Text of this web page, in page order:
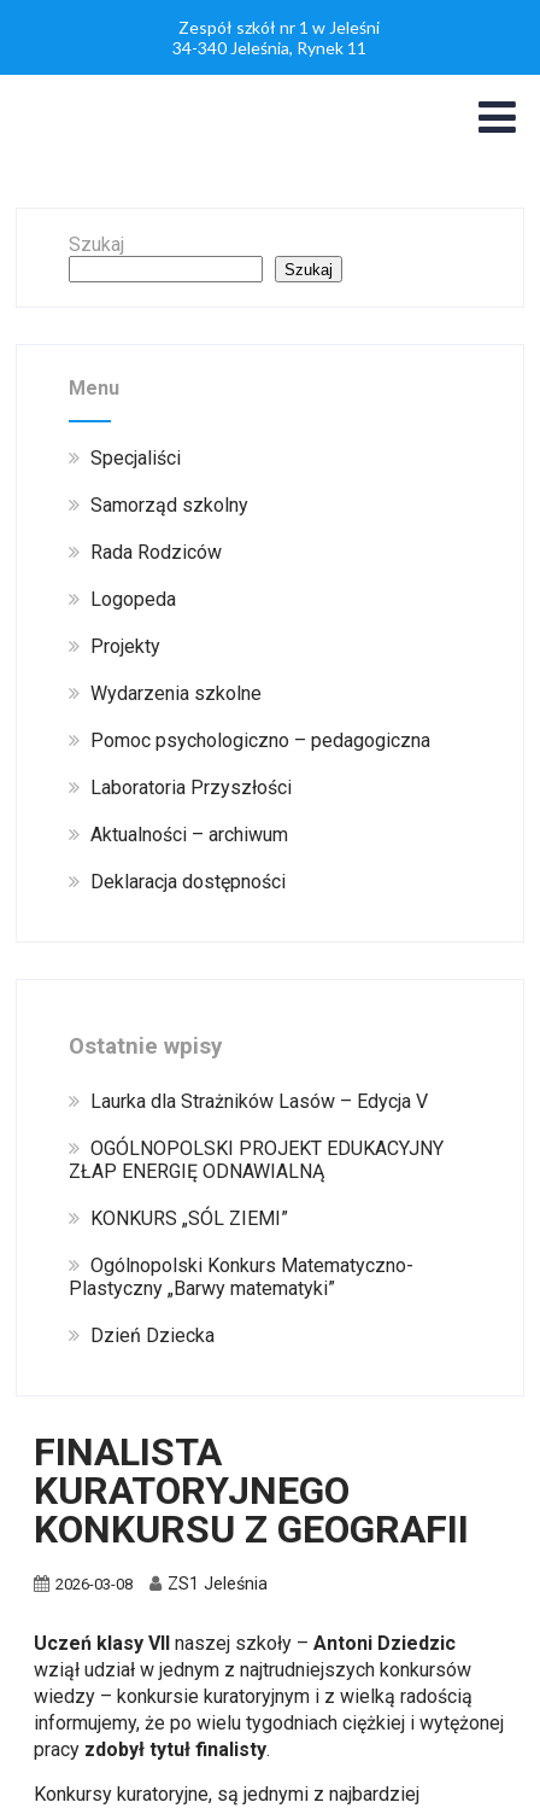
Zespół szkół nr 1 w Jeleśni
34-340 Jeleśnia, Rynek 11
Szukaj
Szukaj
Menu
Specjaliści
Samorząd szkolny
Rada Rodziców
Logopeda
Projekty
Wydarzenia szkolne
Pomoc psychologiczno – pedagogiczna
Laboratoria Przyszłości
Aktualności – archiwum
Deklaracja dostępności
Ostatnie wpisy
Laurka dla Strażników Lasów – Edycja V
OGÓLNOPOLSKI PROJEKT EDUKACYJNY
ZŁAP ENERGIĘ ODNAWIALNĄ
KONKURS „SÓL ZIEMI”
Ogólnopolski Konkurs Matematyczno-
Plastyczny „Barwy matematyki”
Dzień Dziecka
FINALISTA
KURATORYJNEGO
KONKURSU Z GEOGRAFII
2026-03-08 ZS1 Jeleśnia
Uczeń klasy VII naszej szkoły –Antoni Dziedzic
wziął udział w jednym z najtrudniejszych konkursów
wiedzy – konkursie kuratoryjnym i z wielką radością
informujemy, że po wielu tygodniach ciężkiej i wytężonej
pracy zdobył tytuł finalisty.
Konkursy kuratoryjne, są jednymi z najbardziej